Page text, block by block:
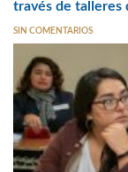
través de talleres
SIN COMENTARIOS